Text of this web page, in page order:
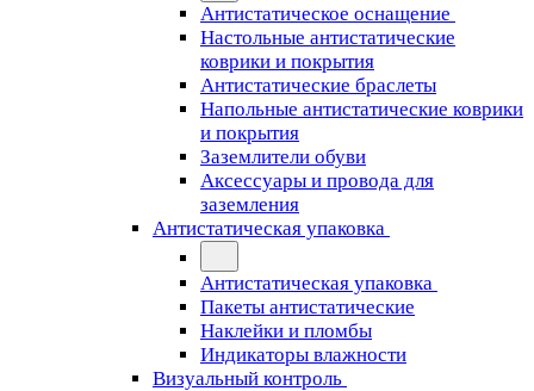
Антистатическое оснащение
Настольные антистатические
коврики и покрытия
Антистатические браслеты
Напольные антистатические коврики
и покрытия
Заземлители обуви
Аксессуары и провода для
заземления
Антистатическая упаковка
Антистатическая упаковка
Пакеты антистатические
Наклейки и пломбы
Индикаторы влажности
Визуальный контроль